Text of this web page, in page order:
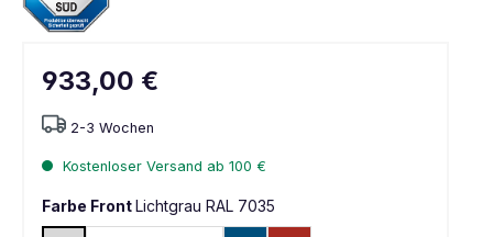
933,00 €
2-3 Wochen
Kostenloser Versand ab 100 €
Farbe FrontLichtgrau RAL 7035